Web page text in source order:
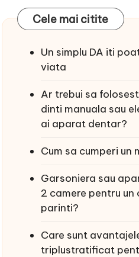
Cele mai citite
Un simplu DA iti
viata
Ar trebui sa
dinti manuala sau
ai aparat dentar?
Cum sa cumperi un
Garsoniera sau
2 camere pentru un
parinti?
Care sunt
triplustratificat